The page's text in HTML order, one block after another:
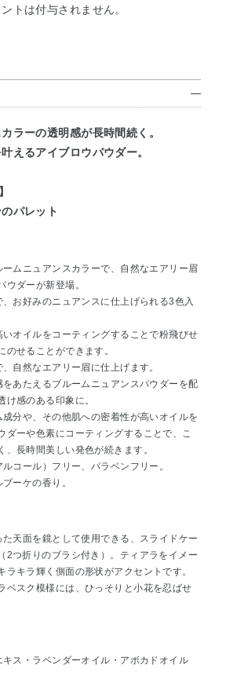
トは付与されません。
ラーの透明感が長時間続く。
えるアイブロウパウダー。
パレット
ムニュアンスカラーで、自然なエアリー眉
ウダーが新登場。
お好みのニュアンスに仕上げられる3色入
オイルをコーティングすることで粉飛びせ
のせることができます。
自然なエアリー眉に仕上げます。
あたえるブルームニュアンスパウダーを配
け感のある印象に。
分や、その他肌への密着性が高いオイルを
ダーや色素にコーティングすることで、こ
、長時間美しい発色が続きます。
コール）フリー、パラベンフリー。
ーケの香り。
天面を鏡として使用できる、スライドケー
2つ折りのブラシ付き）。ティアラをイメー
ラキラ輝く側面の形状がアクセントです。
ベスク模様には、ひっそりと小花を忍ばせ
ス・ラベンダーオイル・アボカドオイル